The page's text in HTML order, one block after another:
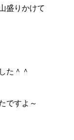
盛りかけて
た＾＾
ですよ～